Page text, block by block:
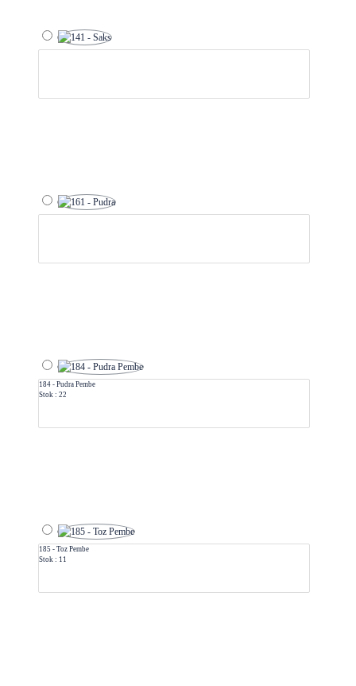
184 - Pudra Pembe
Stok : 22
185 - Toz Pembe
Stok : 11